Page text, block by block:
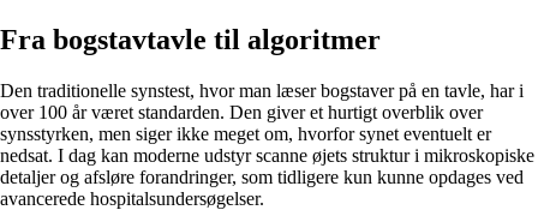
Fra bogstavtavle til algoritmer
Den traditionelle synstest, hvor man læser bogstaver på en tavle, har i
over 100 år været standarden. Den giver et hurtigt overblik over
synsstyrken, men siger ikke meget om, hvorfor synet eventuelt er
nedsat. I dag kan moderne udstyr scanne øjets struktur i mikroskopiske
detaljer og afsløre forandringer, som tidligere kun kunne opdages ved
avancerede hospitalsundersøgelser.